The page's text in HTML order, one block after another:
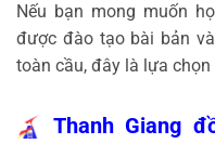
Nếu bạn mong muốn
được đào tạo bài bản
toàn cầu, đây là lựa
Thanh Giang